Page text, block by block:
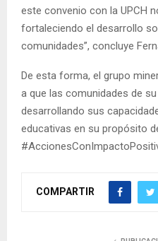
este convenio con la UPCH
fortaleciendo el desarrollo
comunidades”, concluye
De esta forma, el grupo
a que las comunidades de
desarrollando sus
educativas en su propósito
COMPARTIR